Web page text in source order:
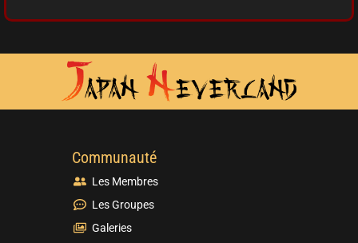
Communauté
Les Membres
Les Groupes
Galeries